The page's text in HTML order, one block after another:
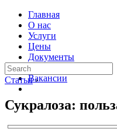
Главная
О нас
Услуги
Цены
Документы
Контакты
Вакансии
Статьи ›
Сукралоза: